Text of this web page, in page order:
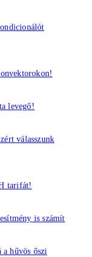
levegő!
válasszunk
tarifát!
is számít
a hűvös őszi